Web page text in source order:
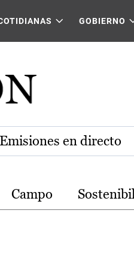
GOBIERNO
Emisiones en directo
Campo